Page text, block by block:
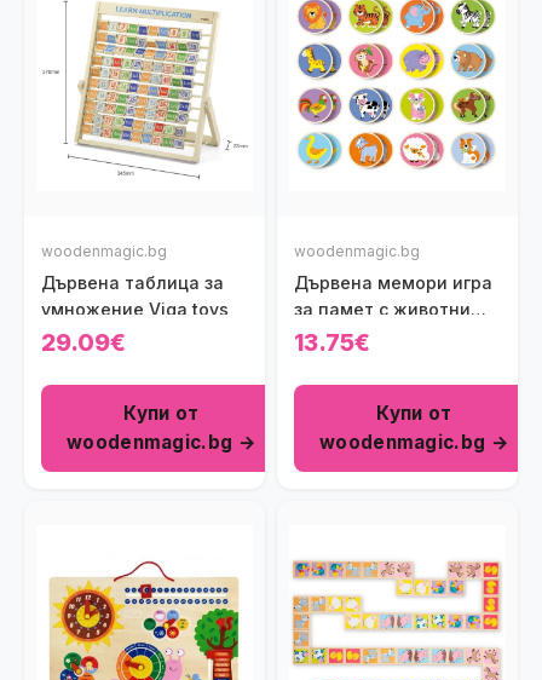
woodenmagic.bg
Дървена таблица за
умножение Viga toys
29.09€
Купи от
woodenmagic.bg →
woodenmagic.bg
Дървена мемори игра
за памет с животни
Viga toys
13.75€
Купи от
woodenmagic.bg →